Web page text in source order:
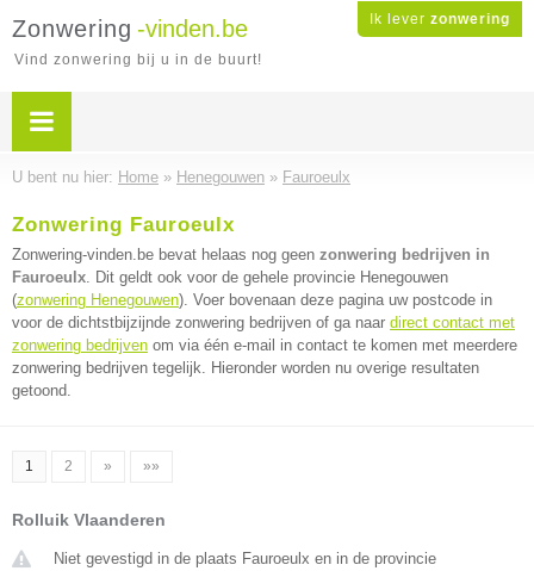
Ik lever zonwering
Zonwering -vinden.be
Vind zonwering bij u in de buurt!
U bent nu hier: Home » Henegouwen » Fauroeulx
Zonwering Fauroeulx
Zonwering-vinden.be bevat helaas nog geen zonwering bedrijven in
Fauroeulx. Dit geldt ook voor de gehele provincie Henegouwen
(zonwering Henegouwen). Voer bovenaan deze pagina uw postcode in
voor de dichtstbijzijnde zonwering bedrijven of ga naar direct contact met
zonwering bedrijven om via één e-mail in contact te komen met meerdere
zonwering bedrijven tegelijk. Hieronder worden nu overige resultaten
getoond.
1 2 » »»
Rolluik Vlaanderen
Niet gevestigd in de plaats Fauroeulx en in de provincie